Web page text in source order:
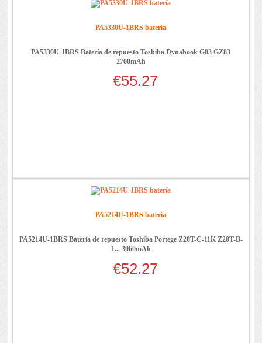
PA5330U-1BRS batería
PA5330U-1BRS Batería de repuesto Toshiba Dynabook G83 GZ83
2700mAh
€55.27
PA5214U-1BRS batería
PA5214U-1BRS Batería de repuesto Toshiba Portege Z20T-C-11K Z20T-B-
1... 3060mAh
€52.27